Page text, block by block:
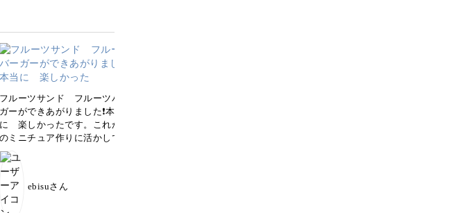
まります。
めるんです。
フルーツサンド フルーツバー
ガーができあがりました❗️本当
に 楽しかったです。これから
のミニチュア作りに活かしてい
きたいです❣️
ebisuさん